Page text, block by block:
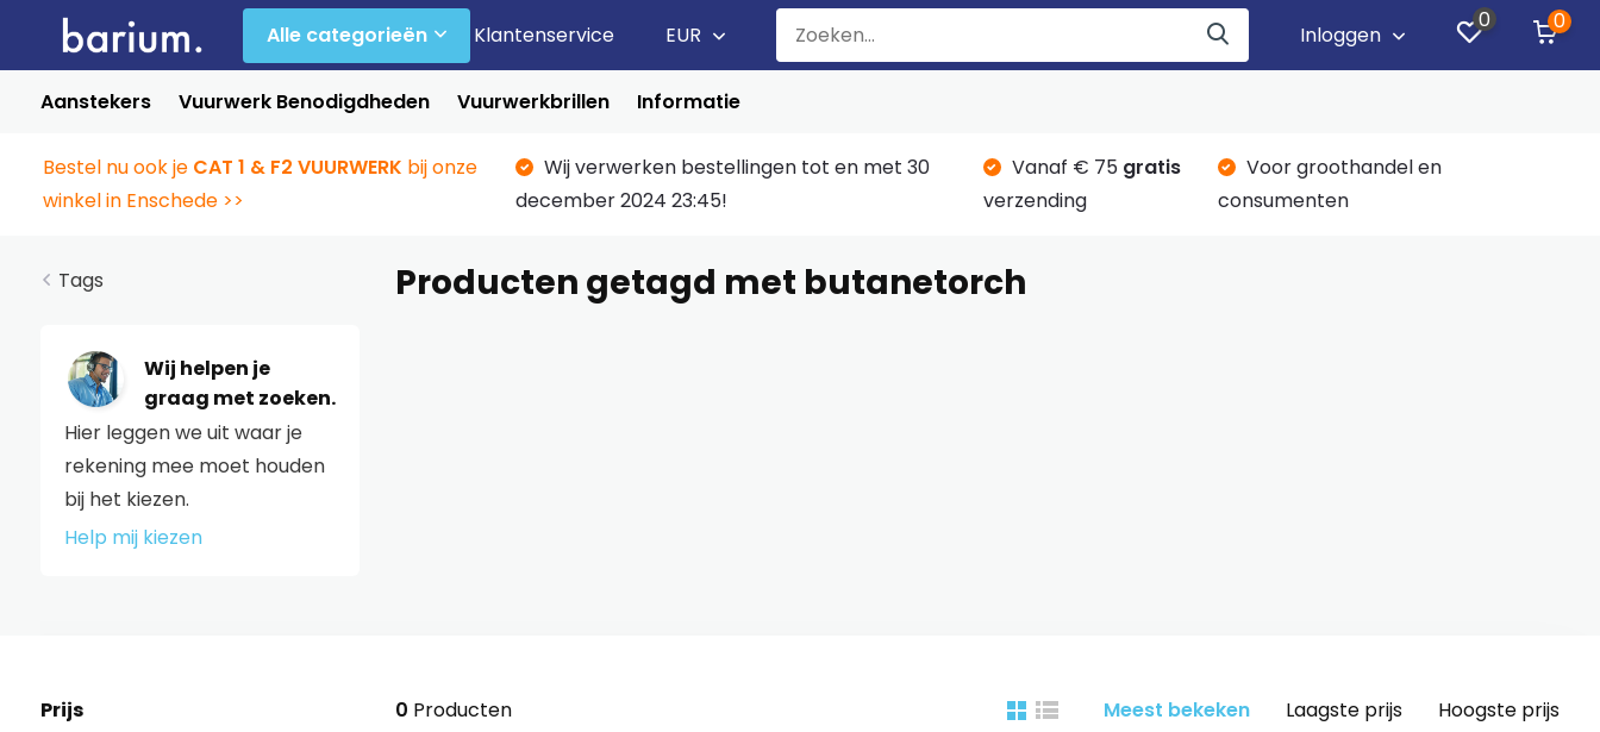
Alle categorieën Klantenservice EUR Inloggen
0 0
Aanstekers Vuurwerk Benodigdheden Vuurwerkbrillen Informatie
Bestel nu ook je CAT 1 & F2 VUURWERK bij onze
winkel in Enschede >>
Wij verwerken bestellingen tot en met 30
december 2024 23:45!
Vanaf € 75 gratis
verzending
Voor groothandel en
consumenten
Tags
Wij helpen je
graag met zoeken.
Hier leggen we uit waar je
rekening mee moet houden
bij het kiezen.
Help mij kiezen
Producten getagd met butanetorch
Prijs 0 Producten Meest bekeken Laagste prijs Hoogste prijs